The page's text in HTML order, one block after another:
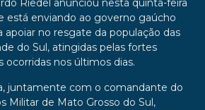
Riedel anunciou nesta quinta-feira
está enviando ao governo gaúcho
apoiar no resgate da população das
do Sul, atingidas pelas fortes
ocorridas nos últimos dias.
juntamente com o comandante do
Militar de Mato Grosso do Sul,